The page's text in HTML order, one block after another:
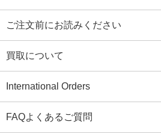
ご注文前にお読みください
買取について
International Orders
FAQよくあるご質問